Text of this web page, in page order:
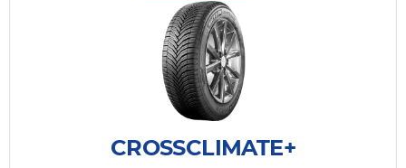
CROSSCLIMATE+